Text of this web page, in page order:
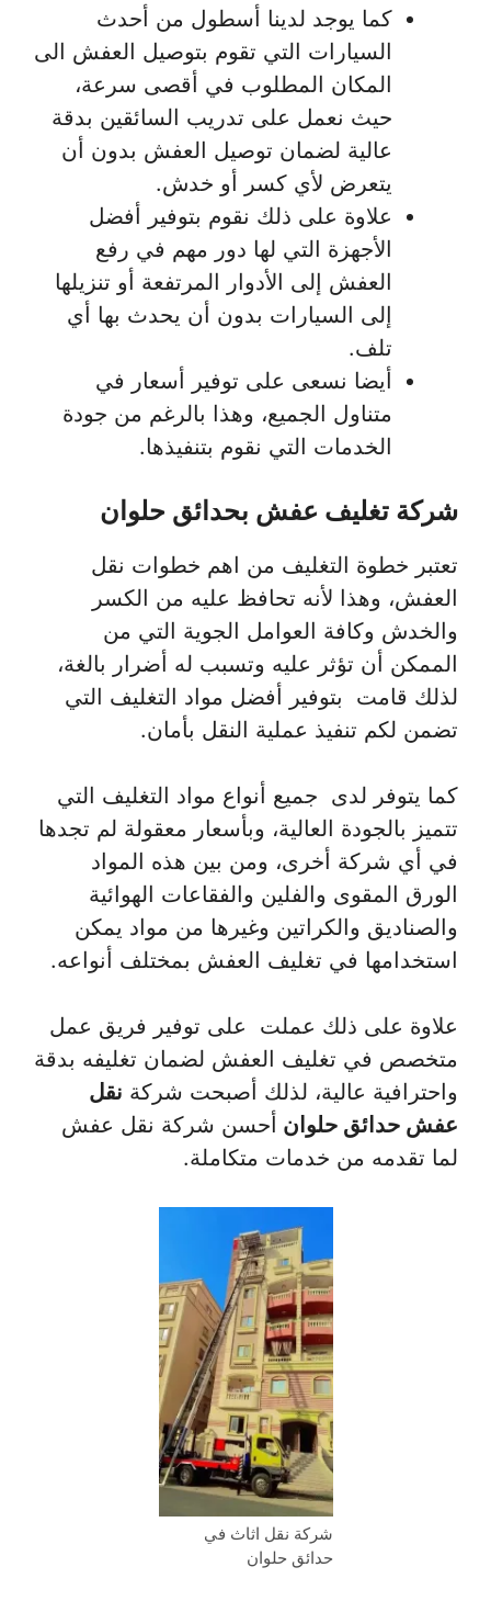
كما يوجد لدينا أسطول من أحدث
السيارات التي تقوم بتوصيل العفش الى
المكان المطلوب في أقصى سرعة،
حيث نعمل على تدريب السائقين بدقة
عالية لضمان توصيل العفش بدون أن
يتعرض لأي كسر أو خدش.
علاوة على ذلك نقوم بتوفير أفضل
الأجهزة التي لها دور مهم في رفع
العفش إلى الأدوار المرتفعة أو تنزيلها
إلى السيارات بدون أن يحدث بها أي
تلف.
أيضا نسعى على توفير أسعار في
متناول الجميع، وهذا بالرغم من جودة
الخدمات التي نقوم بتنفيذها.
شركة تغليف عفش بحدائق حلوان
تعتبر خطوة التغليف من اهم خطوات نقل
العفش، وهذا لأنه تحافظ عليه من الكسر
والخدش وكافة العوامل الجوية التي من
الممكن أن تؤثر عليه وتسبب له أضرار بالغة،
لذلك قامت بتوفير أفضل مواد التغليف التي
تضمن لكم تنفيذ عملية النقل بأمان.
كما يتوفر لدى جميع أنواع مواد التغليف التي
تتميز بالجودة العالية، وبأسعار معقولة لم تجدها
في أي شركة أخرى، ومن بين هذه المواد
الورق المقوى والفلين والفقاعات الهوائية
والصناديق والكراتين وغيرها من مواد يمكن
استخدامها في تغليف العفش بمختلف أنواعه.
علاوة على ذلك عملت على توفير فريق عمل
متخصص في تغليف العفش لضمان تغليفه بدقة
واحترافية عالية، لذلك أصبحت شركة نقل
عفش حدائق حلوان أحسن شركة نقل عفش
لما تقدمه من خدمات متكاملة.
شركة نقل اثاث في
حدائق حلوان